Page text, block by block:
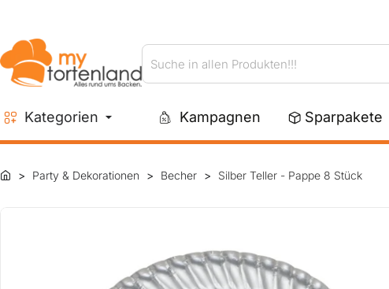
Suche
in
Produkten!!!
Kategorien Kampagnen Sparpakete
Party & Dekorationen Becher Silber Teller - Pappe 8 Stück